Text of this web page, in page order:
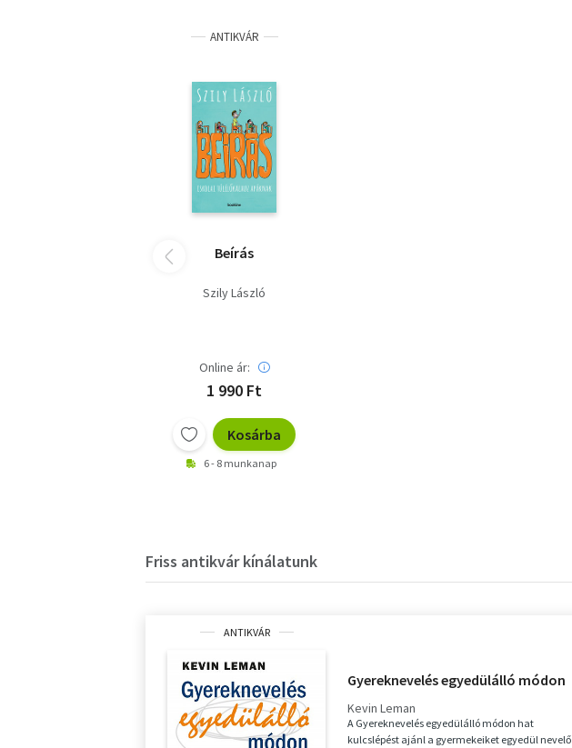
ANTIKVÁR
Beírás
Szily László
Online ár:
1 990 Ft
Kosárba
6 - 8 munkanap
Friss antikvár kínálatunk
ANTIKVÁR
Gyereknevelés egyedülálló módon
Kevin Leman
A Gyereknevelés egyedülálló módon hat
kulcslépést ajánl a gyermekeiket egyedül nevelő